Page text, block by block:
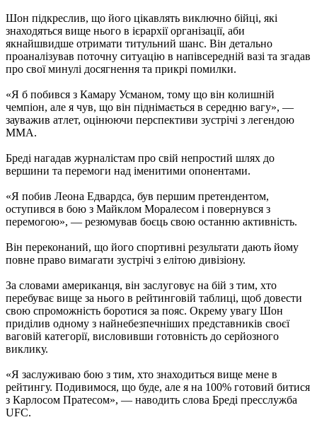
Шон підкреслив, що його цікавлять виключно бійці, які
знаходяться вище нього в ієрархії організації, аби
якнайшвидше отримати титульний шанс. Він детально
проаналізував поточну ситуацію в напівсередній вазі та згадав
про свої минулі досягнення та прикрі помилки.
«Я б побився з Камару Усманом, тому що він колишній
чемпіон, але я чув, що він піднімається в середню вагу», —
зауважив атлет, оцінюючи перспективи зустрічі з легендою
ММА.
Бреді нагадав журналістам про свій непростий шлях до
вершини та перемоги над іменитими опонентами.
«Я побив Леона Едвардса, був першим претендентом,
оступився в бою з Майклом Моралесом і повернувся з
перемогою», — резюмував боєць свою останню активність.
Він переконаний, що його спортивні результати дають йому
повне право вимагати зустрічі з елітою дивізіону.
За словами американця, він заслуговує на бій з тим, хто
перебуває вище за нього в рейтинговій таблиці, щоб довести
свою спроможність боротися за пояс. Окрему увагу Шон
приділив одному з найнебезпечніших представників своєї
ваговій категорії, висловивши готовність до серйозного
виклику.
«Я заслуживаю бою з тим, хто знаходиться вище мене в
рейтингу. Подивимося, що буде, але я на 100% готовий битися
з Карлосом Пратесом», — наводить слова Бреді пресслужба
UFC.